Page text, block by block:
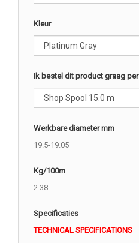
Kleur
Ik bestel dit product graag per
Werkbare diameter mm
19.5-19.05
Kg/100m
2.38
Specificaties
TECHNICAL SPECIFICATIONS